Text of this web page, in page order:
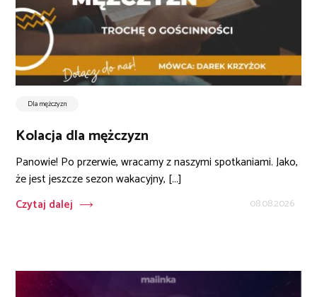
Dla mężczyzn
Kolacja dla mężczyzn
Panowie! Po przerwie, wracamy z naszymi spotkaniami. Jako,
że jest jeszcze sezon wakacyjny, [...]
Czytaj dalej
08.08.2026